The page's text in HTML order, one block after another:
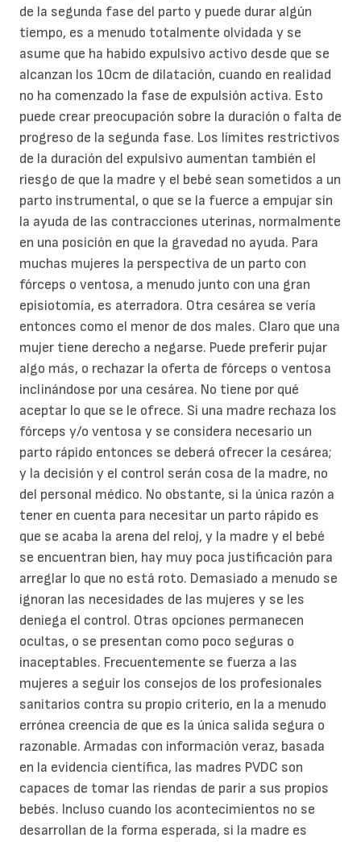
de la segunda fase del parto y puede durar algún
tiempo, es a menudo totalmente olvidada y se
asume que ha habido expulsivo activo desde que se
alcanzan los 10cm de dilatación, cuando en realidad
no ha comenzado la fase de expulsión activa. Esto
puede crear preocupación sobre la duración o falta de
progreso de la segunda fase. Los límites restrictivos
de la duración del expulsivo aumentan también el
riesgo de que la madre y el bebé sean sometidos a un
parto instrumental, o que se la fuerce a empujar sin
la ayuda de las contracciones uterinas, normalmente
en una posición en que la gravedad no ayuda. Para
muchas mujeres la perspectiva de un parto con
fórceps o ventosa, a menudo junto con una gran
episiotomía, es aterradora. Otra cesárea se vería
entonces como el menor de dos males. Claro que una
mujer tiene derecho a negarse. Puede preferir pujar
algo más, o rechazar la oferta de fórceps o ventosa
inclinándose por una cesárea. No tiene por qué
aceptar lo que se le ofrece. Si una madre rechaza los
fórceps y/o ventosa y se considera necesario un
parto rápido entonces se deberá ofrecer la cesárea;
y la decisión y el control serán cosa de la madre, no
del personal médico. No obstante, si la única razón a
tener en cuenta para necesitar un parto rápido es
que se acaba la arena del reloj, y la madre y el bebé
se encuentran bien, hay muy poca justificación para
arreglar lo que no está roto. Demasiado a menudo se
ignoran las necesidades de las mujeres y se les
deniega el control. Otras opciones permanecen
ocultas, o se presentan como poco seguras o
inaceptables. Frecuentemente se fuerza a las
mujeres a seguir los consejos de los profesionales
sanitarios contra su propio criterio, en la a menudo
errónea creencia de que es la única salida segura o
razonable. Armadas con información veraz, basada
en la evidencia científica, las madres PVDC son
capaces de tomar las riendas de parir a sus propios
bebés. Incluso cuando los acontecimientos no se
desarrollan de la forma esperada, si la madre es